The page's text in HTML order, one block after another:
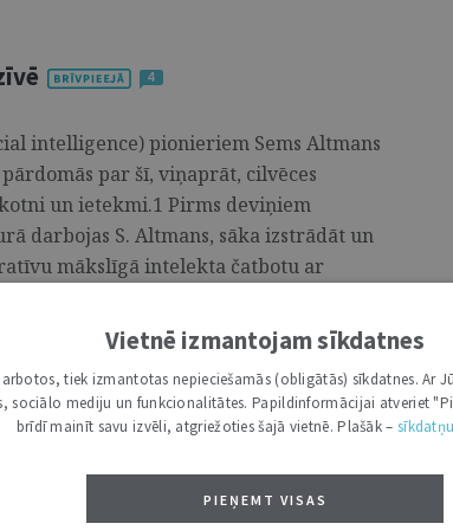
4
intelligence) pionieriem Sems Altmans
par šī, viņaprāt, cilvēces
un ietekmi.1 Pirms deviņiem
darbojas S. Altmans, sāka izstrādāt un
mākslīgā intelekta čatbotu ar
Vārda” lasītāji noteikti jau ir
juristu Starptautisko publisko
Vietnē izmantojam sīkdatnes
tiek izmantotas nepieciešamās (obligātās) sīkdatnes. Ar
sociālo mediju un funkcionalitātes. Papildinformācijai atveriet
brīdī mainīt savu izvēli, atgriežoties šajā vietnē. Plašāk –
PIEŅEMT VISAS